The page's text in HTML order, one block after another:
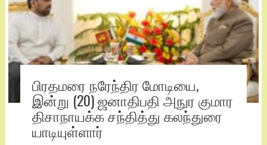
பிரதமரை நரேந்திர மோடியை,
இன்று (20) ஜனாதிபதி அநுர குமார
திசாநாயக்க சந்தித்து கலந்துரை
யாடியுள்ளார்